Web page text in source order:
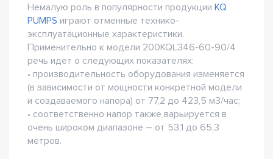
Немалую роль в популярности продукции KQ
PUMPS играют отменные технико-
эксплуатационные характеристики.
Применительно к модели 200KQL346-60-90/4
речь идет о следующих показателях:
• производительность оборудования изменяется
(в зависимости от мощности конкретной модели
и создаваемого напора) от 77,2 до 423,5 м3/час;
• соответственно напор также варьируется в
очень широком диапазоне – от 53,1 до 65,3
метров.